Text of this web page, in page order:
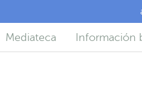
Mediateca Información